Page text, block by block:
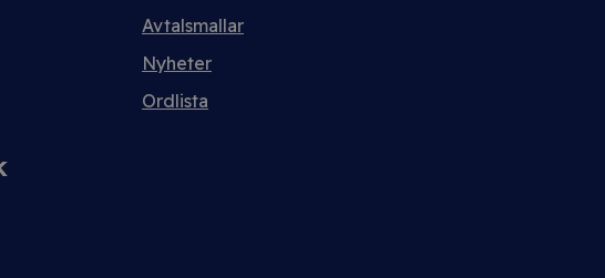
Avtalsmallar
Nyheter
Ordlista